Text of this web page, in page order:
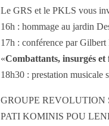
Le GRS et le PKLS vous
16h : hommage au jardin
17h : conférence par
«Combattants, insurgés et
18h30 : prestation musicale
GROUPE REVOLUTION
PATI KOMINIS POU